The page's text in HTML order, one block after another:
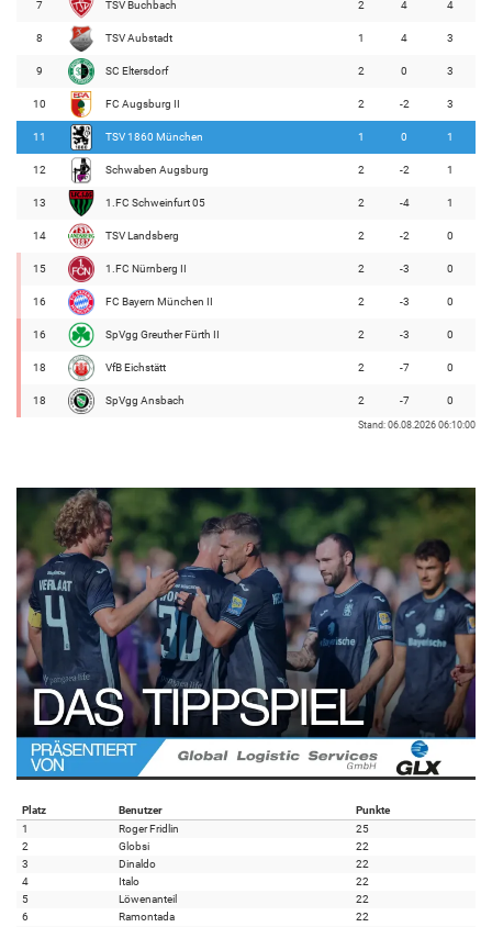
7 TSV Buchbach 2 4 4
8 TSV Aubstadt 1 4 3
9 SC Eltersdorf 2 0 3
10 FC Augsburg II 2 -2 3
11 TSV 1860 München 1 0 1
12 Schwaben Augsburg 2 -2 1
13 1.FC Schweinfurt 05 2 -4 1
14 TSV Landsberg 2 -2 0
15 1.FC Nürnberg II 2 -3 0
16 FC Bayern München II 2 -3 0
16 SpVgg Greuther Fürth II 2 -3 0
18 VfB Eichstätt 2 -7 0
18 SpVgg Ansbach 2 -7 0
Stand: 06.08.2026 06:10:00
Platz Benutzer
Punkte
1
Roger Fridlin
25
2
Globsi
22
3
Dinaldo
22
4
Italo
22
5
Löwenanteil
22
6
Ramontada
22